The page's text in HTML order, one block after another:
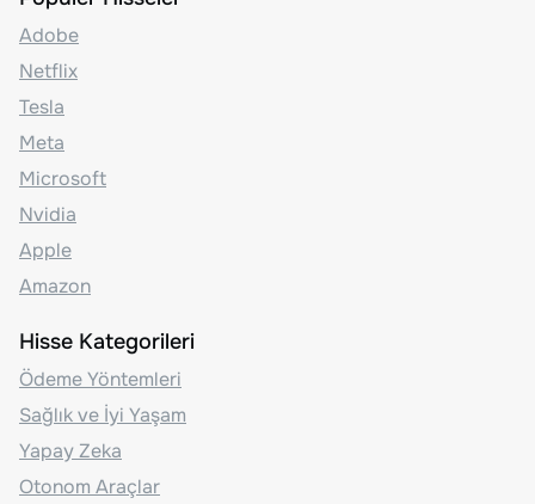
Adobe
Netflix
Tesla
Meta
Microsoft
Nvidia
Apple
Amazon
Hisse Kategorileri
Ödeme Yöntemleri
Sağlık ve İyi Yaşam
Yapay Zeka
Otonom Araçlar